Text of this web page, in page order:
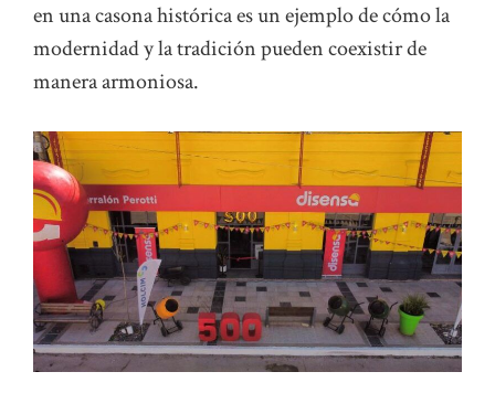
en una casona histórica es un ejemplo de cómo la
modernidad y la tradición pueden coexistir de
manera armoniosa.